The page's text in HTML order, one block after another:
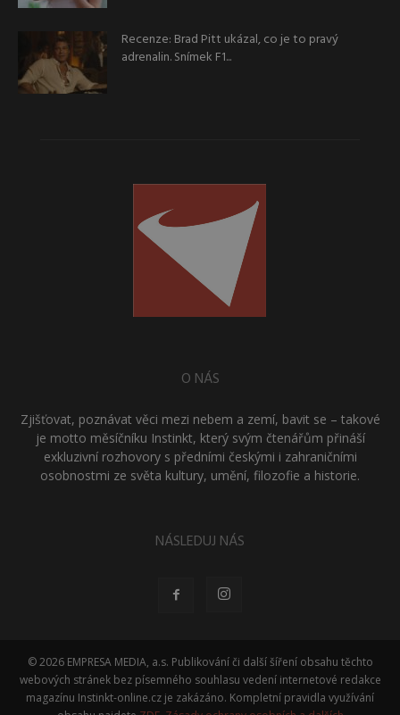
Recenze: Brad Pitt ukázal, co je to pravý
adrenalin. Snímek F1...
O NÁS
Zjišťovat, poznávat věci mezi nebem a zemí, bavit se – takové
je motto měsíčníku Instinkt, který svým čtenářům přináší
exkluzivní rozhovory s předními českými i zahraničními
osobnostmi ze světa kultury, umění, filozofie a historie.
NÁSLEDUJ NÁS
© 2026 EMPRESA MEDIA, a.s. Publikování či další šíření obsahu těchto
webových stránek bez písemného souhlasu vedení internetové redakce
magazínu Instinkt-online.cz je zakázáno. Kompletní pravidla využívání